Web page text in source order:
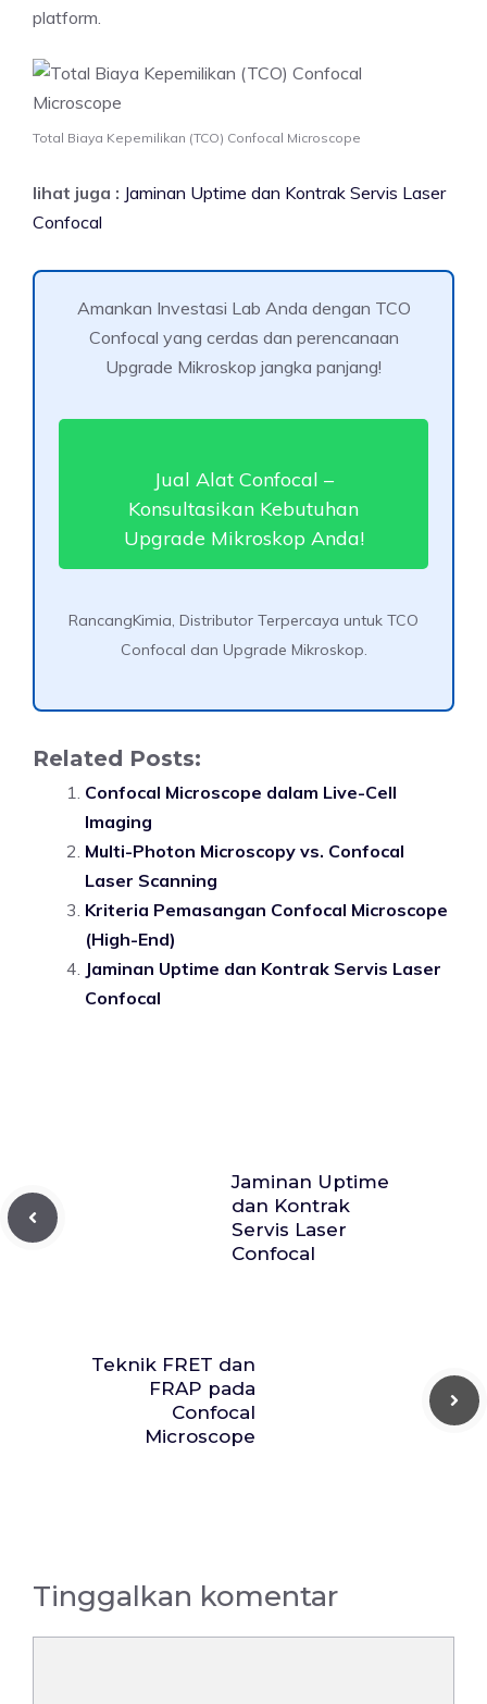
platform.
Total Biaya Kepemilikan (TCO) Confocal Microscope
lihat juga : Jaminan Uptime dan Kontrak Servis Laser
Confocal
Amankan Investasi Lab Anda dengan TCO
Confocal yang cerdas dan perencanaan
Upgrade Mikroskop jangka panjang!
Jual Alat Confocal –
Konsultasikan Kebutuhan
Upgrade Mikroskop Anda!
RancangKimia, Distributor Terpercaya untuk TCO
Confocal dan Upgrade Mikroskop.
Related Posts:
Confocal Microscope dalam Live-Cell
Imaging
Multi-Photon Microscopy vs. Confocal
Laser Scanning
Kriteria Pemasangan Confocal Microscope
(High-End)
Jaminan Uptime dan Kontrak Servis Laser
Confocal
Jaminan Uptime
dan Kontrak
Servis Laser
Confocal
Teknik FRET dan
FRAP pada
Confocal
Microscope
Tinggalkan komentar